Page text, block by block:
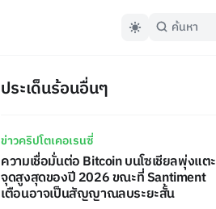
ประเด็นร้อนอื่นๆ
ข่าวคริปโตเคอเรนซี่
ความเชื่อมั่นต่อ Bitcoin บนโซเชียลพุ่งแตะ
จุดสูงสุดของปี 2026 ขณะที่ Santiment
เตือนอาจเป็นสัญญาณลบระยะสั้น